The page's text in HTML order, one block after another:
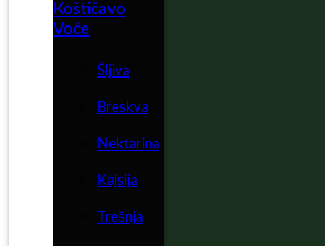
Koštičavo
Voće
Šljiva
Breskva
Nektarina
Kajsija
Trešnja